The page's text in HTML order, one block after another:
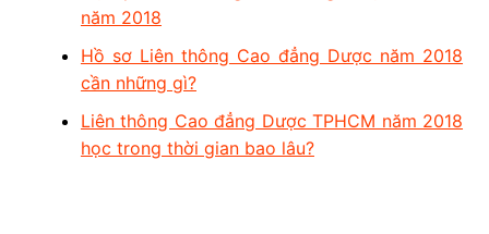
năm 2018
Hồ sơ Liên thông Cao đẳng Dược năm 2018
cần những gì?
Liên thông Cao đẳng Dược TPHCM năm 2018
học trong thời gian bao lâu?